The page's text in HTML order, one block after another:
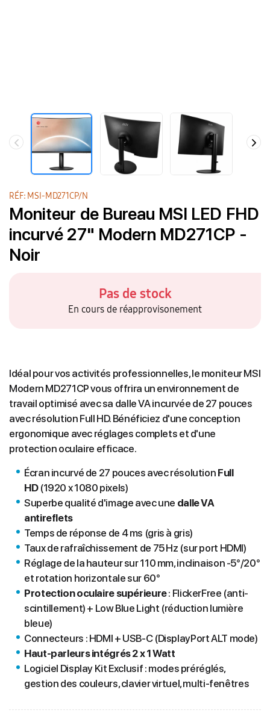
RÉF: MSI-MD271CP/N
Moniteur de Bureau MSI LED FHD
incurvé 27" Modern MD271CP -
Noir
Pas de stock
En cours de réapprovisonement
Idéal pour vos activités professionnelles, le moniteur MSI
Modern MD271CP vous offrira un environnement de
travail optimisé avec sa dalle VA incurvée de 27 pouces
avec résolution Full HD. Bénéficiez d'une conception
ergonomique avec réglages complets et d'une
protection oculaire efficace.
Écran incurvé de 27 pouces avec résolution Full
HD (1920 x 1080 pixels)
Superbe qualité d'image avec une dalleVA
antireflets
Temps de réponse de 4 ms (gris à gris)
Taux de rafraîchissement de 75 Hz (sur port HDMI)
Réglage de la hauteur sur 110 mm, inclinaison -5°/20°
et rotation horizontale sur 60°
Protection oculaire supérieure: FlickerFree (anti-
scintillement) + Low Blue Light (réduction lumière
bleue)
Connecteurs : HDMI + USB-C (DisplayPort ALT mode)
Haut-parleurs intégrés 2 x 1 Watt
Logiciel Display Kit Exclusif : modes préréglés,
gestion des couleurs, clavier virtuel, multi-fenêtres